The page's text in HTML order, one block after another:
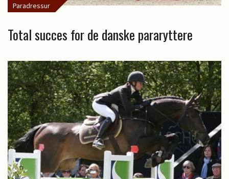
Paradressur
Total succes for de danske pararyttere